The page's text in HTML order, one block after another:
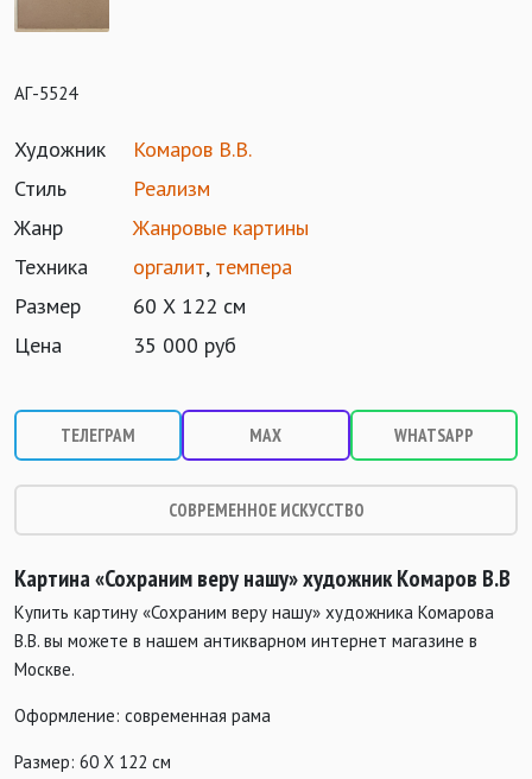
АГ-5524
Художник
Комаров В.В.
Стиль
Реализм
Жанр
Жанровые картины
Техника
оргалит, темпера
Размер
60 Х 122 см
Цена
35 000 руб
ТЕЛЕГРАМ MAX WHATSAPP
СОВРЕМЕННОЕ ИСКУССТВО
Картина «Сохраним веру нашу» художник Комаров В.В
Купить картину «Сохраним веру нашу» художника Комарова
В.В. вы можете в нашем антикварном интернет магазине в
Москве.
Оформление: современная рама
Размер: 60 Х 122 см